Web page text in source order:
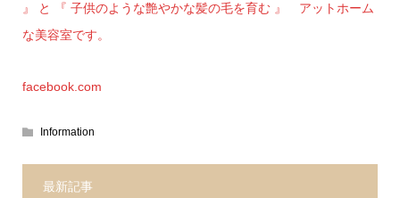
』 と 『 子供のような艶やかな髪の毛を育む 』 アットホーム
な美容室です。
facebook.com
Information
最新記事